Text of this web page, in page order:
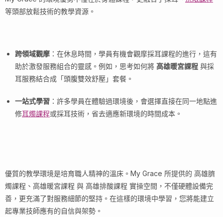
等頭部放鬆技術的教學資源。
跨領域觀摩 ：在休息時間，學員有機會觀摩採耳課程的進行，這有
助於激發服務組合的靈感。例如，思考如何將 高雄暖宮課程 與採
耳服務結合成「頭腹雙效舒壓」套餐。
一站式學習 ：許多學員在體驗過環境後，會選擇直接在同一地點進
修耳燭課程或採耳技術，省去適應新環境的時間成本。
優質的教學環境是培育職人精神的溫床。My Grace 所提供的 高雄臍
燭課程、高雄暖宮課程 與 高雄排酸課程 實操空間，不僅硬體設備完
善，更充滿了對服務細節的堅持。在這樣的環境中學習，您將能建立
起專業技師應有的自信與架勢。